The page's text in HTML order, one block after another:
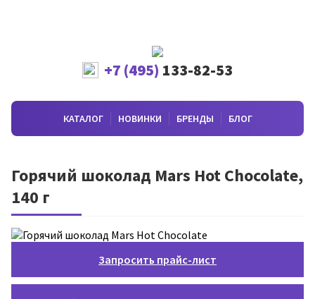
+7 (495) 133-82-53
КАТАЛОГ НОВИНКИ БРЕНДЫ БЛОГ
Горячий шоколад Mars Hot Chocolate,
140 г
Запросить прайс-лист